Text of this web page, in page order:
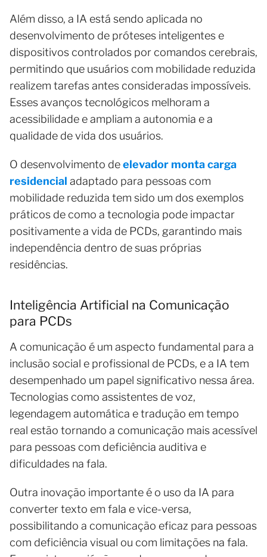
Além disso, a IA está sendo aplicada no
desenvolvimento de próteses inteligentes e
dispositivos controlados por comandos cerebrais,
permitindo que usuários com mobilidade reduzida
realizem tarefas antes consideradas impossíveis.
Esses avanços tecnológicos melhoram a
acessibilidade e ampliam a autonomia e a
qualidade de vida dos usuários.
O desenvolvimento deelevador monta carga
residencial adaptado para pessoas com
mobilidade reduzida tem sido um dos exemplos
práticos de como a tecnologia pode impactar
positivamente a vida de PCDs, garantindo mais
independência dentro de suas próprias
residências.
Inteligência Artificial na Comunicação
para PCDs
A comunicação é um aspecto fundamental para a
inclusão social e profissional de PCDs, e a IA tem
desempenhado um papel significativo nessa área.
Tecnologias como assistentes de voz,
legendagem automática e tradução em tempo
real estão tornando a comunicação mais acessível
para pessoas com deficiência auditiva e
dificuldades na fala.
Outra inovação importante é o uso da IA para
converter texto em fala e vice-versa,
possibilitando a comunicação eficaz para pessoas
com deficiência visual ou com limitações na fala.